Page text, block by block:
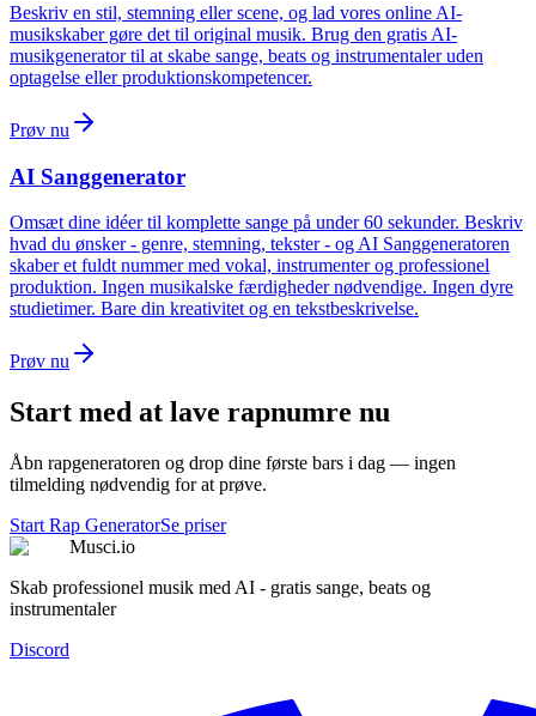
Beskriv en stil, stemning eller scene, og lad vores online AI-
musikskaber gøre det til original musik. Brug den gratis AI-
musikgenerator til at skabe sange, beats og instrumentaler uden
optagelse eller produktionskompetencer.
Prøv nu
AI Sanggenerator
Omsæt dine idéer til komplette sange på under 60 sekunder. Beskriv
hvad du ønsker - genre, stemning, tekster - og AI Sanggeneratoren
skaber et fuldt nummer med vokal, instrumenter og professionel
produktion. Ingen musikalske færdigheder nødvendige. Ingen dyre
studietimer. Bare din kreativitet og en tekstbeskrivelse.
Prøv nu
Start med at lave rapnumre nu
Åbn rapgeneratoren og drop dine første bars i dag — ingen
tilmelding nødvendig for at prøve.
Start Rap GeneratorSe priser
Musci.io
Skab professionel musik med AI - gratis sange, beats og
instrumentaler
Discord